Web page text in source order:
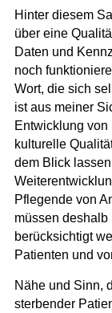
Hinter diesem
über eine
Daten und
noch
Wort, die sich
ist aus meiner
Entwicklung von
kulturelle
dem Blick
Pflegende von
müssen
berücksichtigt
Patienten und
Nähe und Sinn,
sterbender